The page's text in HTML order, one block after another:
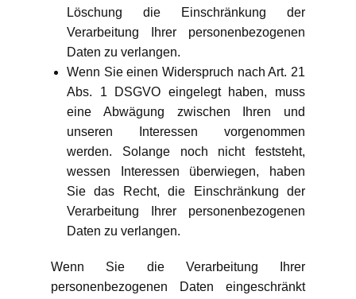
Löschung die Einschränkung der
Verarbeitung Ihrer personenbezogenen
Daten zu verlangen.
Wenn Sie einen Widerspruch nach Art. 21
Abs. 1 DSGVO eingelegt haben, muss
eine Abwägung zwischen Ihren und
unseren Interessen vorgenommen
werden. Solange noch nicht feststeht,
wessen Interessen überwiegen, haben
Sie das Recht, die Einschränkung der
Verarbeitung Ihrer personenbezogenen
Daten zu verlangen.
Wenn Sie die Verarbeitung Ihrer
personenbezogenen Daten eingeschränkt